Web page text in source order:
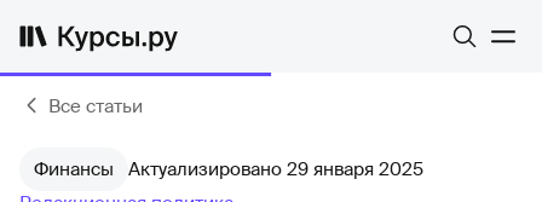
Все статьи
Финансы
Актуализировано 29 января 2025